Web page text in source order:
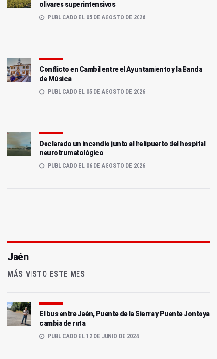
olivares superintensivos
PUBLICADO EL 05 DE AGOSTO DE 2026
Conflicto en Cambil entre el Ayuntamiento y la Banda
de Música
PUBLICADO EL 05 DE AGOSTO DE 2026
Declarado un incendio junto al helipuerto del hospital
neurotrumatológico
PUBLICADO EL 06 DE AGOSTO DE 2026
Jaén
MÁS VISTO ESTE MES
El bus entre Jaén, Puente de la Sierra y Puente Jontoya
cambia de ruta
PUBLICADO EL 12 DE JUNIO DE 2024